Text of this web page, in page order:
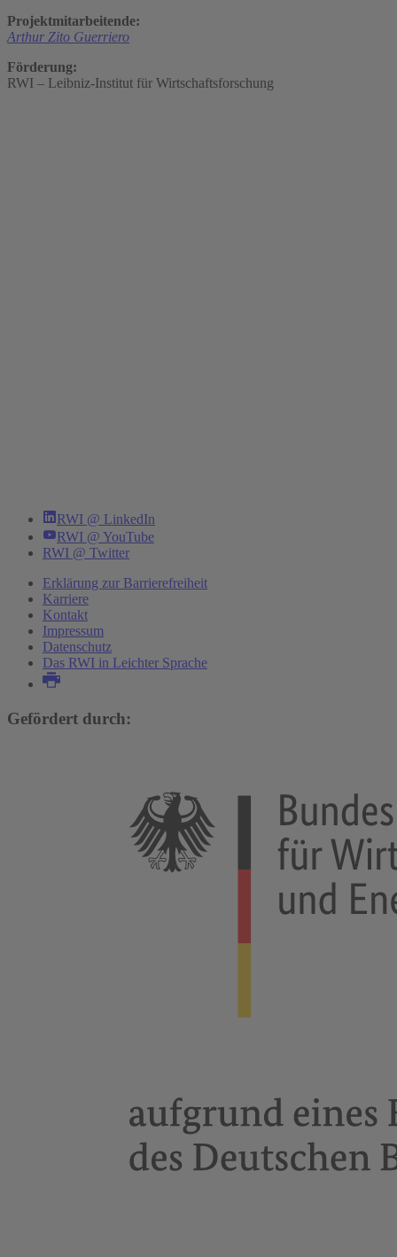
Projektmitarbeitende:
Arthur Zito Guerriero
Förderung:
RWI – Leibniz-Institut für Wirtschaftsforschung
RWI @ LinkedIn
RWI @ YouTube
RWI @ Twitter
Erklärung zur Barrierefreiheit
Karriere
Kontakt
Impressum
Datenschutz
Das RWI in Leichter Sprache
Gefördert durch: